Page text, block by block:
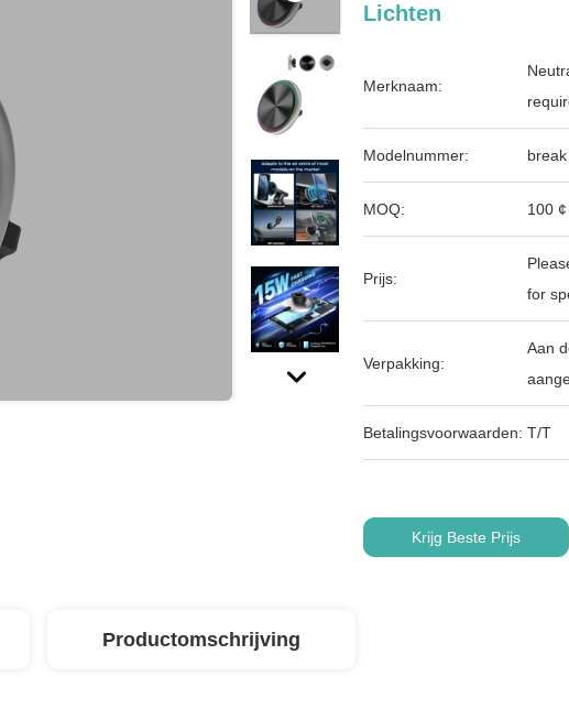
Lichten
Merknaam:
Neutral Customised to
Modelnummer: break
MOQ: 100
Prijs:
for
Verpakking:
Aan
Betalingsvoorwaarden: T/T
Krijg Beste Prijs
Productomschrijving